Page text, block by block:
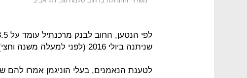
שניתנה ביולי 2016 (לפני למעלה משנה וחצי) הוערך הנכס ב-19.5 מיליון שקל.
לטענת הנאמנים, בעלי הוניגמן אמרו להם